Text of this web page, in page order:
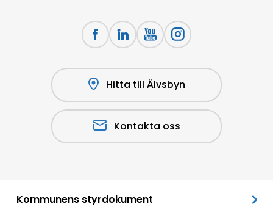
Hitta till Älvsbyn
Kontakta oss
Kommunens styrdokument